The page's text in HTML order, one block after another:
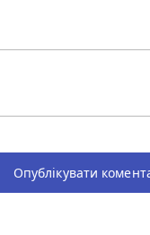
Опублікувати